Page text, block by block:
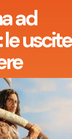
ad
uscite